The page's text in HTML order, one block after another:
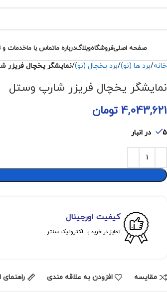
صفحه اصلیفروشگاهوبلاگدرباره ماتماس با ماخدمات و
خانه برد ها (نو) برد یخچال (نو) نمایشگر یخچال فریزر
نمایشگر یخچال فریزر شارپ وستل
4,043,621 تومان
5 در انبار
کیفیت اورجینال
تمایز در خرید با الکترونیک سنتر
مقايسه افزودن به علاقه مندی راهنمای